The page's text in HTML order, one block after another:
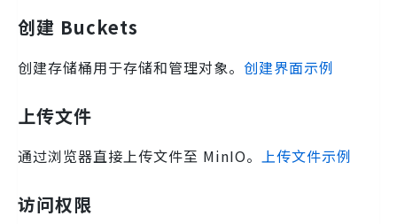
创建 Buckets
创建存储桶用于存储和管理对象。 创建界面示例
上传文件
通过浏览器直接上传文件至 MinIO。 上传文件示例
访问权限